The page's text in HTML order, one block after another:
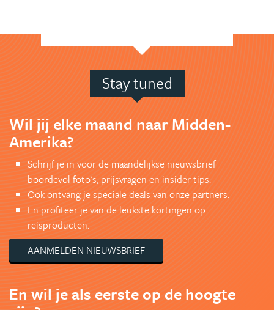
Stay tuned
Wil jij elke maand naar Midden-
Amerika?
Schrijf je in voor de maandelijkse nieuwsbrief
boordevol foto's, prijsvragen en insider tips.
Ook ontvang je speciale deals van onze partners.
En profiteer je van de leukste kortingen op
reisproducten.
AANMELDEN NIEUWSBRIEF
En wil je als eerste op de hoogte